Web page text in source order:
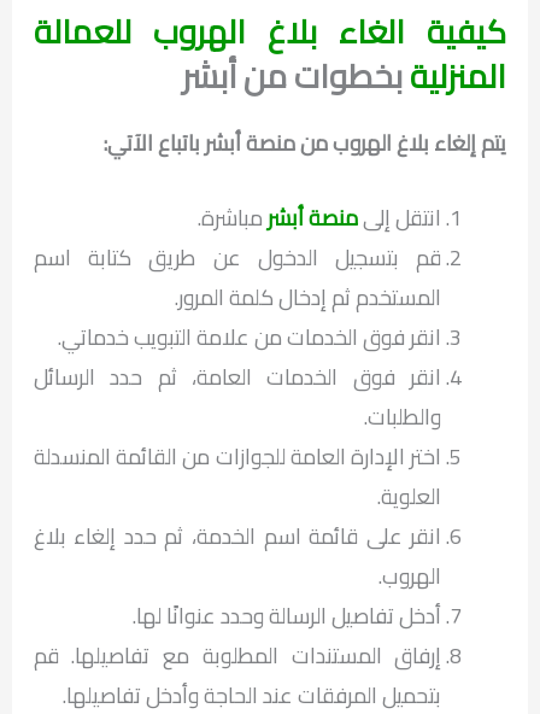
كيفية الغاء بلاغ الهروب للعمالة
المنزليةبخطوات من أبشر
يتم إلغاء بلاغ الهروب من منصة أبشر باتباع الآتي:
انتقل إلىمنصة أبشرمباشرة.
قم بتسجيل الدخول عن طريق كتابة اسم
المستخدم ثم إدخال كلمة المرور.
انقر فوق الخدمات من علامة التبويب خدماتي.
انقر فوق الخدمات العامة، ثم حدد الرسائل
والطلبات.
اختر الإدارة العامة للجوازات من القائمة المنسدلة
العلوية.
انقر على قائمة اسم الخدمة، ثم حدد إلغاء بلاغ
الهروب.
أدخل تفاصيل الرسالة وحدد عنوانًا لها.
إرفاق المستندات المطلوبة مع تفاصيلها. قم
بتحميل المرفقات عند الحاجة وأدخل تفاصيلها.